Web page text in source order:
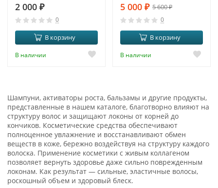
2 000 ₽
0
В корзину
В наличии
5 000 ₽ 5 600₽
0
В корзину
В наличии
Шампуни, активаторы роста, бальзамы и другие продукты,
представленные в нашем каталоге, благотворно влияют на
структуру волос и защищают локоны от корней до
кончиков. Косметические средства обеспечивают
полноценное увлажнение и восстанавливают обмен
веществ в коже, бережно воздействуя на структуру каждого
волоска. Применение косметики с живым коллагеном
позволяет вернуть здоровье даже сильно поврежденным
локонам. Как результат — сильные, эластичные волосы,
роскошный объем и здоровый блеск.